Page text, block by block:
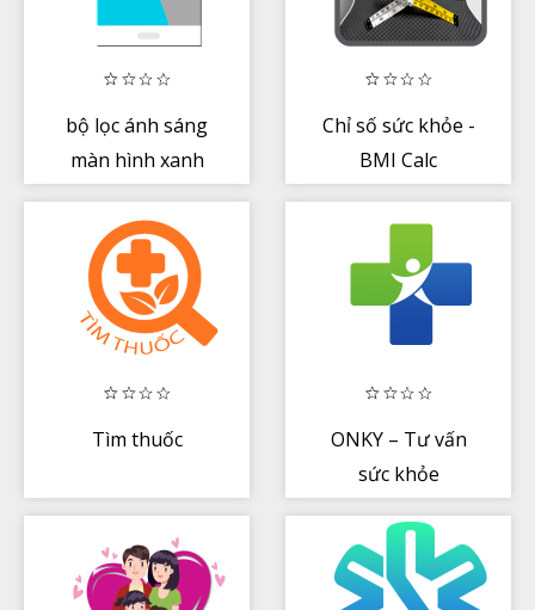
bộ lọc ánh sáng
màn hình xanh
Chỉ số sức khỏe -
BMI Calc
Tìm thuốc
ONKY – Tư vấn
sức khỏe